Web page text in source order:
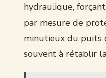
hydraulique,
par mesure de
minutieux du puits
souvent à rétablir